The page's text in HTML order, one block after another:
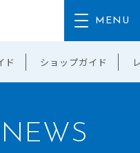
ド ショップガイド